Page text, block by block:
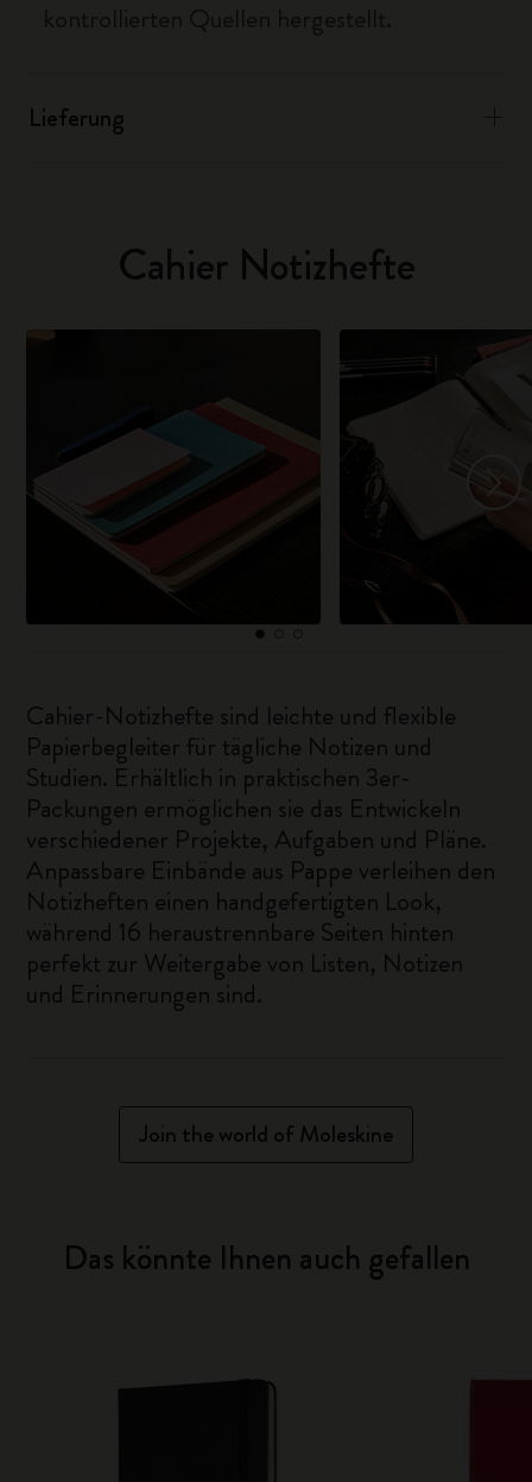
Lieferung
Cahier Notizhefte
Cahier-Notizhefte sind leichte und flexible
Papierbegleiter für tägliche Notizen und
Studien. Erhältlich in praktischen 3er-
Packungen ermöglichen sie das Entwickeln
verschiedener Projekte, Aufgaben und Pläne.
Anpassbare Einbände aus Pappe verleihen den
Notizheften einen handgefertigten Look,
während 16 heraustrennbare Seiten hinten
perfekt zur Weitergabe von Listen, Notizen
und Erinnerungen sind.
Join the world of Moleskine
Das könnte Ihnen auch gefallen